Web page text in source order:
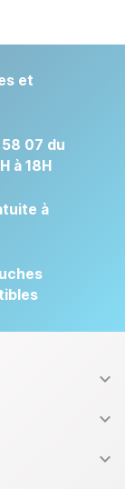
et
07 du
à 18H
à


